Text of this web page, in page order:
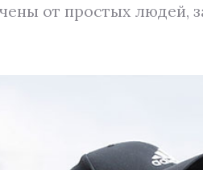
от простых людей,